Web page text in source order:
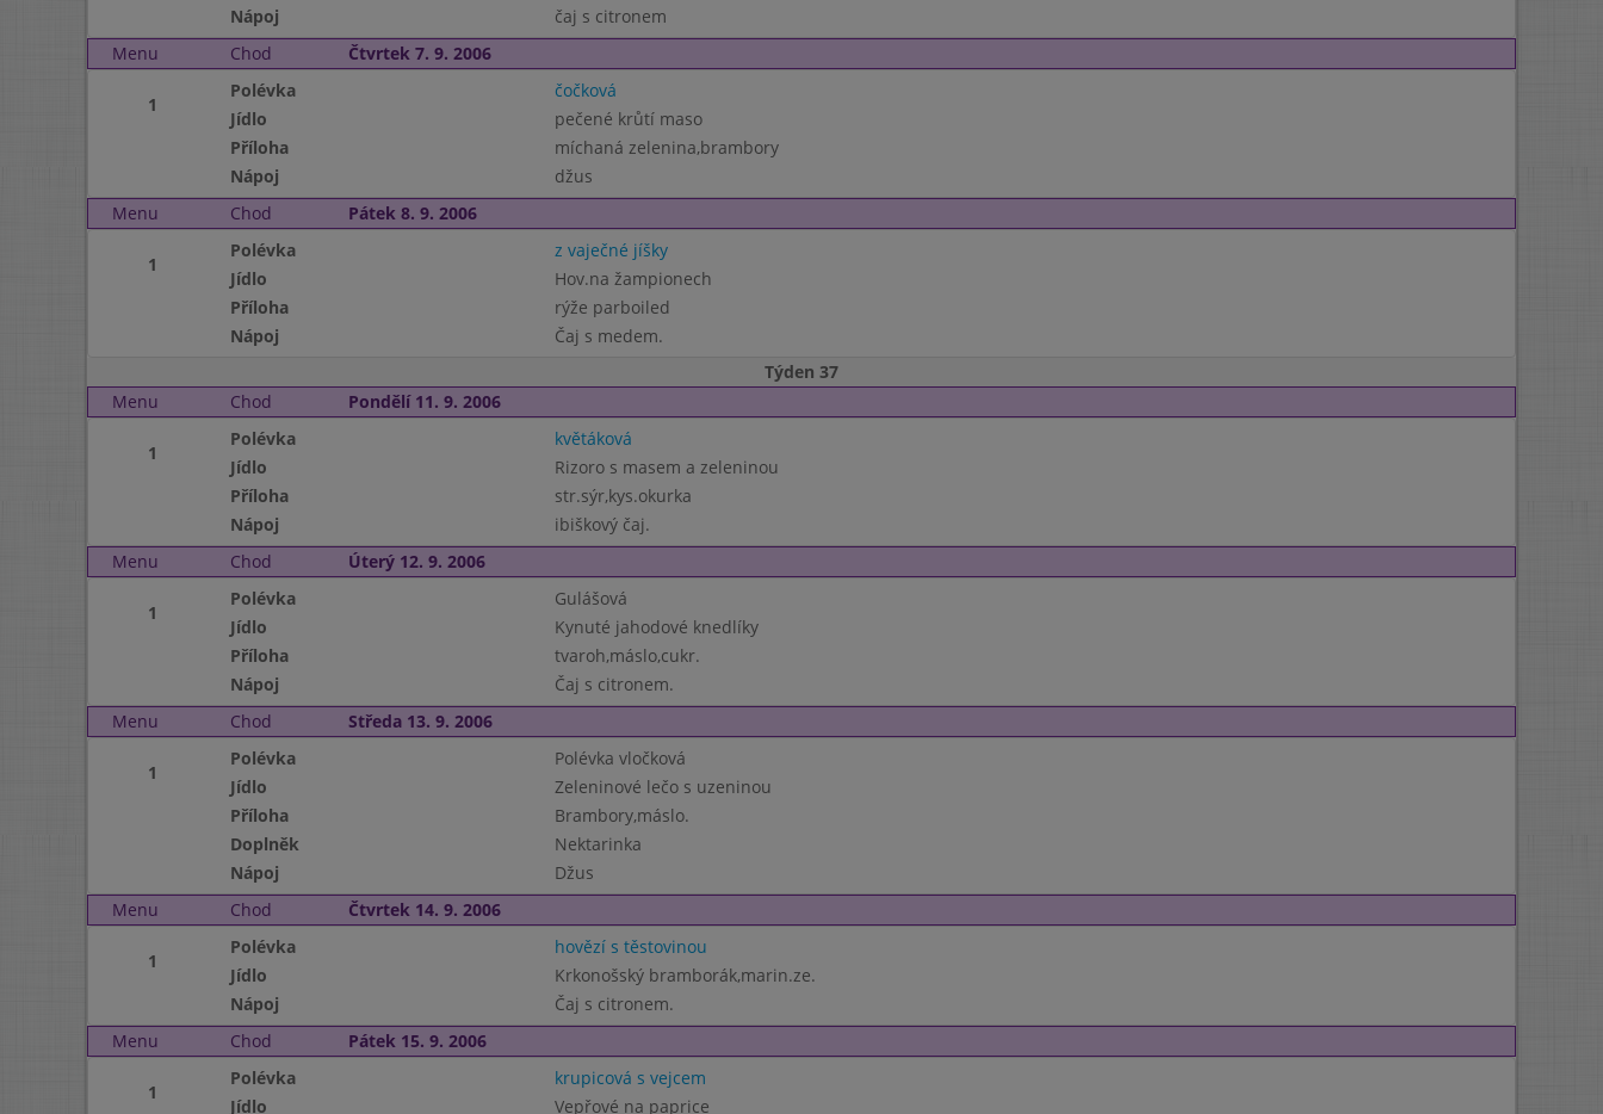
Nápoj
čaj s citronem
Menu
Chod Čtvrtek 7. 9. 2006
1
Polévka
čočková
Jídlo
pečené krůtí maso
Příloha
míchaná zelenina,brambory
Nápoj
džus
Menu
Chod Pátek 8. 9. 2006
1
Polévka
z vaječné jíšky
Jídlo
Hov.na žampionech
Příloha
rýže parboiled
Nápoj
Čaj s medem.
Týden 37
Menu
Chod Pondělí 11. 9. 2006
1
Polévka
květáková
Jídlo
Rizoro s masem a zeleninou
Příloha
str.sýr,kys.okurka
Nápoj
ibiškový čaj.
Menu
Chod Úterý 12. 9. 2006
1
Polévka
Gulášová
Jídlo
Kynuté jahodové knedlíky
Příloha
tvaroh,máslo,cukr.
Nápoj
Čaj s citronem.
Menu
Chod Středa 13. 9. 2006
1
Polévka
Polévka vločková
Jídlo
Zeleninové lečo s uzeninou
Příloha
Brambory,máslo.
Doplněk
Nektarinka
Nápoj
Džus
Menu
Chod Čtvrtek 14. 9. 2006
1
Polévka
hovězí s těstovinou
Jídlo
Krkonošský bramborák,marin.ze.
Nápoj
Čaj s citronem.
Menu
Chod Pátek 15. 9. 2006
1
Polévka
krupicová s vejcem
Jídlo
Vepřové na paprice